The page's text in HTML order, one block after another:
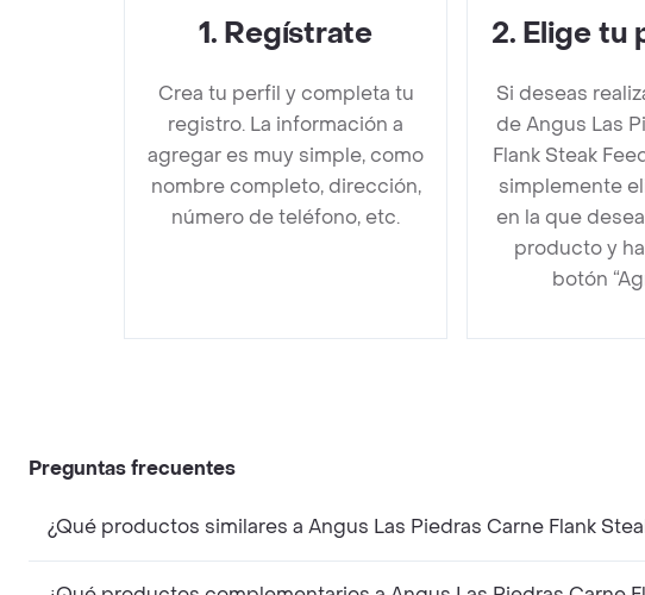
1. Regístrate
Crea tu perfil y completa tu
registro. La información a
agregar es muy simple, como
nombre completo, dirección,
número de teléfono, etc.
2. Elige tu
Si deseas
de Angus Las
Flank Steak
simplemente
en la que
producto y
botón
Preguntas frecuentes
¿Qué productos similares a Angus Las Piedras Carne Flank